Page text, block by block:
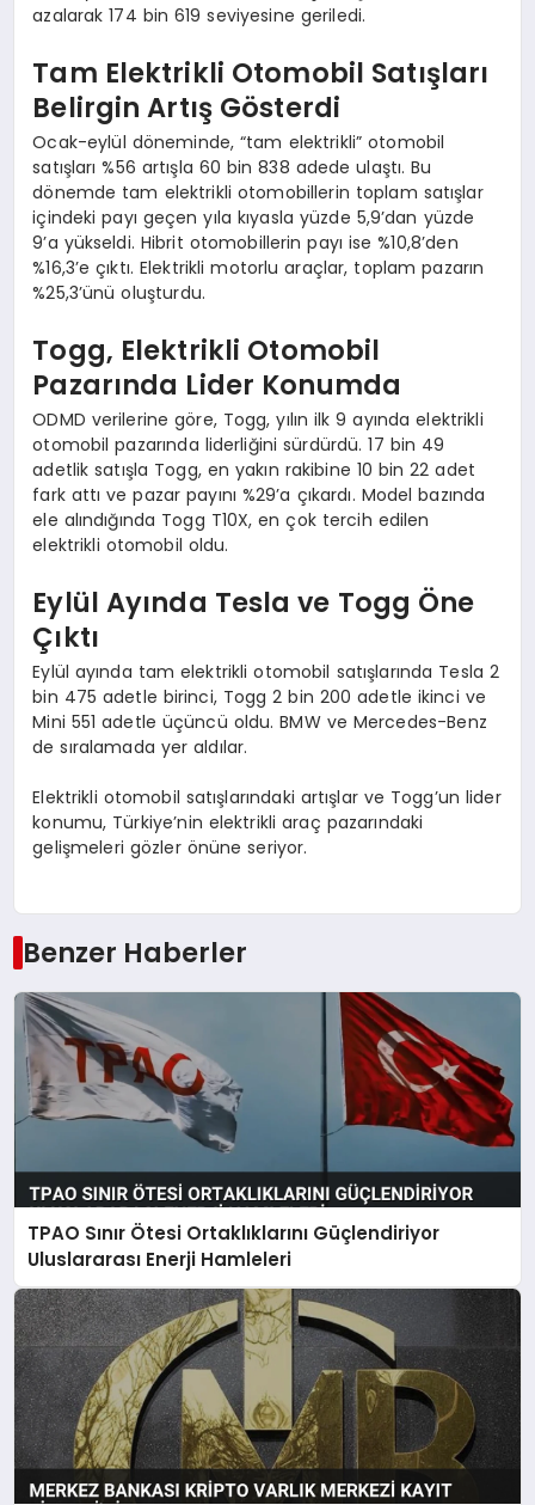
azalarak 174 bin 619 seviyesine geriledi.
Tam Elektrikli Otomobil Satışları
Belirgin Artış Gösterdi
Ocak-eylül döneminde, “tam elektrikli” otomobil
satışları %56 artışla 60 bin 838 adede ulaştı. Bu
dönemde tam elektrikli otomobillerin toplam satışlar
içindeki payı geçen yıla kıyasla yüzde 5,9’dan yüzde
9’a yükseldi. Hibrit otomobillerin payı ise %10,8’den
%16,3’e çıktı. Elektrikli motorlu araçlar, toplam pazarın
%25,3’ünü oluşturdu.
Togg, Elektrikli Otomobil
Pazarında Lider Konumda
ODMD verilerine göre, Togg, yılın ilk 9 ayında elektrikli
otomobil pazarında liderliğini sürdürdü. 17 bin 49
adetlik satışla Togg, en yakın rakibine 10 bin 22 adet
fark attı ve pazar payını %29’a çıkardı. Model bazında
ele alındığında Togg T10X, en çok tercih edilen
elektrikli otomobil oldu.
Eylül Ayında Tesla ve Togg Öne
Çıktı
Eylül ayında tam elektrikli otomobil satışlarında Tesla 2
bin 475 adetle birinci, Togg 2 bin 200 adetle ikinci ve
Mini 551 adetle üçüncü oldu. BMW ve Mercedes-Benz
de sıralamada yer aldılar.
Elektrikli otomobil satışlarındaki artışlar ve Togg’un lider
konumu, Türkiye’nin elektrikli araç pazarındaki
gelişmeleri gözler önüne seriyor.
Benzer Haberler
TPAO Sınır Ötesi Ortaklıklarını Güçlendiriyor
Uluslararası Enerji Hamleleri